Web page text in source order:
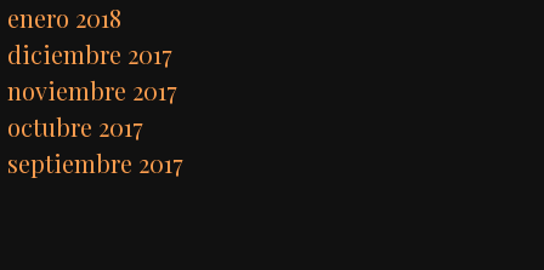
enero 2018
diciembre 2017
noviembre 2017
octubre 2017
septiembre 2017